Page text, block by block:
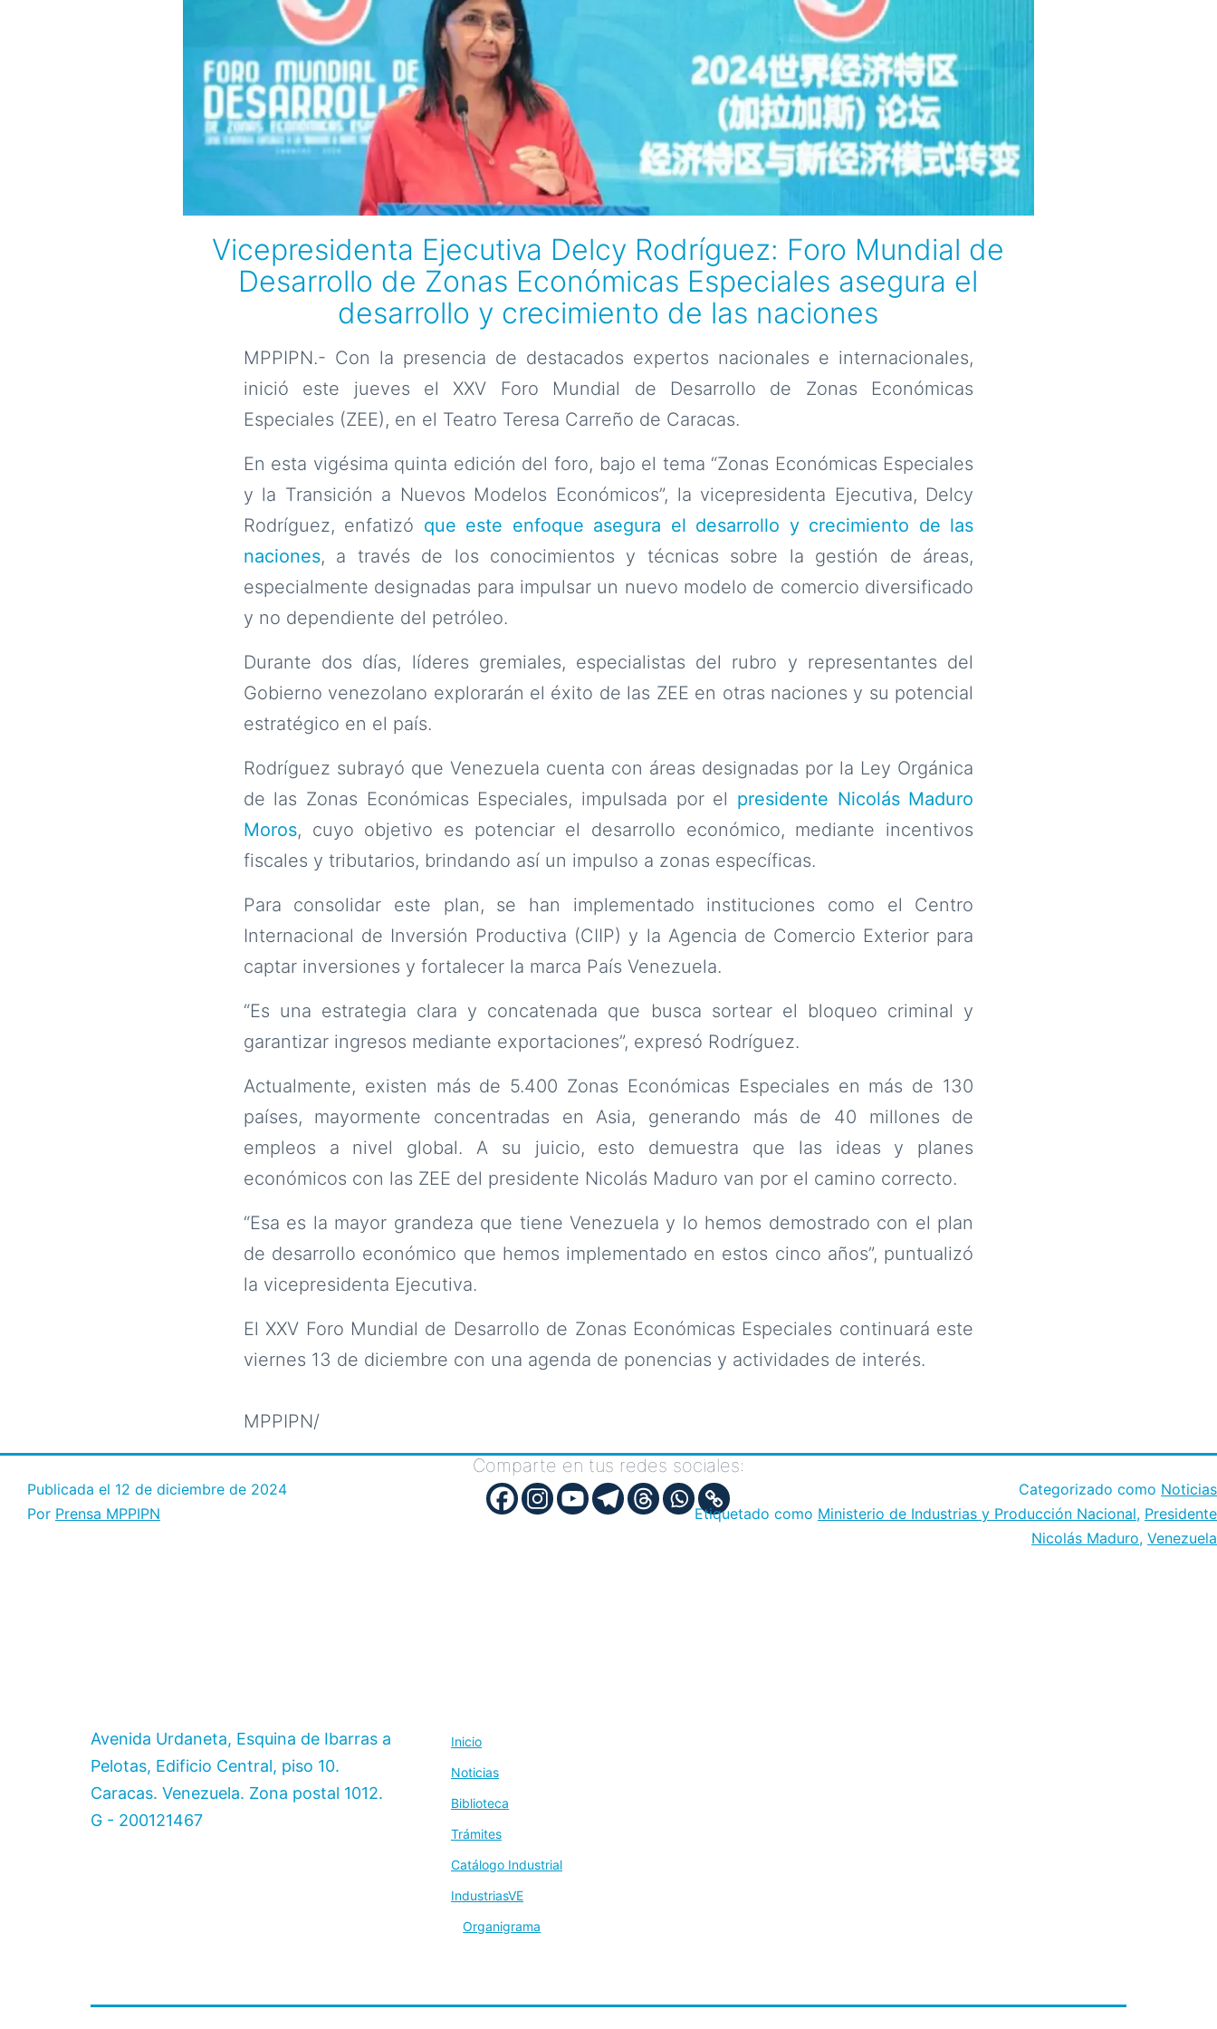
Vicepresidenta Ejecutiva Delcy Rodríguez: Foro Mundial de
Desarrollo de Zonas Económicas Especiales asegura el
desarrollo y crecimiento de las naciones
MPPIPN.- Con la presencia de destacados expertos nacionales e internacionales,
inició este jueves el XXV Foro Mundial de Desarrollo de Zonas Económicas
Especiales (ZEE), en el Teatro Teresa Carreño de Caracas.
En esta vigésima quinta edición del foro, bajo el tema “Zonas Económicas Especiales
y la Transición a Nuevos Modelos Económicos”, la vicepresidenta Ejecutiva, Delcy
Rodríguez, enfatizó que este enfoque asegura el desarrollo y crecimiento de las
naciones, a través de los conocimientos y técnicas sobre la gestión de áreas,
especialmente designadas para impulsar un nuevo modelo de comercio diversificado
y no dependiente del petróleo.
Durante dos días, líderes gremiales, especialistas del rubro y representantes del
Gobierno venezolano explorarán el éxito de las ZEE en otras naciones y su potencial
estratégico en el país.
Rodríguez subrayó que Venezuela cuenta con áreas designadas por la Ley Orgánica
de las Zonas Económicas Especiales, impulsada por el presidente Nicolás Maduro
Moros, cuyo objetivo es potenciar el desarrollo económico, mediante incentivos
fiscales y tributarios, brindando así un impulso a zonas específicas.
Para consolidar este plan, se han implementado instituciones como el Centro
Internacional de Inversión Productiva (CIIP) y la Agencia de Comercio Exterior para
captar inversiones y fortalecer la marca País Venezuela.
“Es una estrategia clara y concatenada que busca sortear el bloqueo criminal y
garantizar ingresos mediante exportaciones”, expresó Rodríguez.
Actualmente, existen más de 5.400 Zonas Económicas Especiales en más de 130
países, mayormente concentradas en Asia, generando más de 40 millones de
empleos a nivel global. A su juicio, esto demuestra que las ideas y planes
económicos con las ZEE del presidente Nicolás Maduro van por el camino correcto.
“Esa es la mayor grandeza que tiene Venezuela y lo hemos demostrado con el plan
de desarrollo económico que hemos implementado en estos cinco años”, puntualizó
la vicepresidenta Ejecutiva.
El XXV Foro Mundial de Desarrollo de Zonas Económicas Especiales continuará este
viernes 13 de diciembre con una agenda de ponencias y actividades de interés.
MPPIPN/
Comparte en tus redes sociales:
Publicada el 12 de diciembre de 2024
Por Prensa MPPIPN
Categorizado como Noticias
Etiquetado como Ministerio de Industrias y Producción Nacional, Presidente
Nicolás Maduro, Venezuela
Avenida Urdaneta, Esquina de Ibarras a
Pelotas, Edificio Central, piso 10.
Caracas. Venezuela. Zona postal 1012.
G - 200121467
Inicio
Noticias
Biblioteca
Trámites
Catálogo Industrial
IndustriasVE
Organigrama